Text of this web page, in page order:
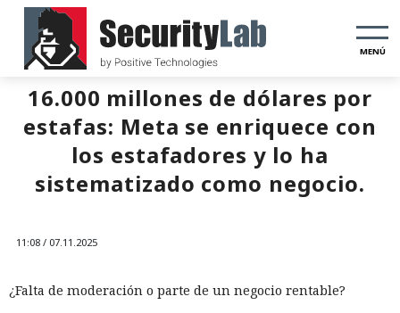
MENÚ
16.000 millones de dólares por
estafas: Meta se enriquece con
los estafadores y lo ha
sistematizado como negocio.
11:08 / 07.11.2025
¿Falta de moderación o parte de un negocio rentable?